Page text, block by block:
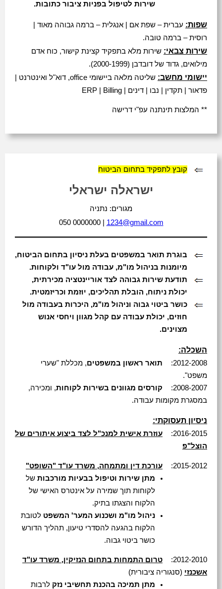
שירות לטיפול בפניות ציבור כתובות.
שפות: עברית – שפת אם | אנגלית – ברמה גבוהה מאוד |
רוסית – ברמה טובה.
שירות צבאי: שירות מלא בתפקיד קצינת קישור, כוח אדם
מילואים, גדוד של דובדבן (2000-1999).
יישומי מחשב:
שליטה מלאה ביישומי office, דוא"ל ואינטרנט |
פדאור | תקדין | נבו | דינים | ERP | Billing
** המלצות תינתנה עפ"י דרישה
קובץ לתפקיד בתחום הביטוח
ישראלה ישראלי
מגורים: נתניה
050 0000000 | 1234@gmail.com
בוגרת תואר במשפטים בעלת ניסיון בתחום הביטוח,
מיומנות בניהול מו"מ, עבודה מול עו"ד ולקוחות.
תודעת שירות גבוהה לצד אוריינטציה מכירתית,
יכולת ניתוח, הובלת תהליכים, יוזמת וכריזמטית.
כושר ביטוי גבוה וניהול מו"מ, היכרות בעבודה מול
חוזים, יכולת עבודה עם קהל מגוון ויחסי אנוש
מצוינים.
השכלה:
2012-2008: תואר ראשון במשפטים, מכללת "שערי
משפט".
2008-2007:
קורסים מגוונים בשירות לקוחות, ומכירה,
במסגרת מקומות עבודה.
ניסיון תעסוקתי:
2016-2015:
עוזרת אישית למנכ"ל לצד ביצוע איתורים של
הוצל"פ
2015-2012:
עורכת דין ומתמחה, משרד עו"ד "השופט"
מתן שירות וטיפול בבעיות מורכבות של
לקוחות תוך שמירה על אינטרס האישי של
הלקוח והצגתו בתיק.
ניהול מו"מ ושכנוע המער' המשפט לטובת
הלקוח בהגעה להסדרי טיעון, תהליך הדורש
כושר ביטוי גבוה.
2012-2010:
טרום התמחות בתחום הנזיקין, משרד עו"ד
אשכנזי (סנגוריה ציבורית)
מתן תמיכה בהכנת תחשיבי נזק לרבות